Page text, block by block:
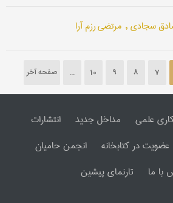
سجادی , مرتضی رزم آرا
7
8
9
10
... صفحه آخر
علمی مداخل جدید
انتشارات
عضویت در کتابخانه
انجمن حامیان
با ما
تارنمای پیشین